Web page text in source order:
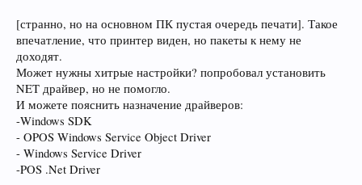
[странно, но на основном ПК пустая очередь печати]. Такое
впечатление, что принтер виден, но пакеты к нему не
доходят.
Может нужны хитрые настройки? попробовал установить
NET драйвер, но не помогло.
И можете пояснить назначение драйверов:
-Windows SDK
- OPOS Windows Service Object Driver
- Windows Service Driver
-POS .Net Driver